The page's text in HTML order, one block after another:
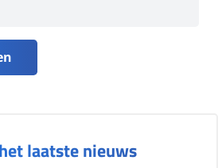
laatste nieuws